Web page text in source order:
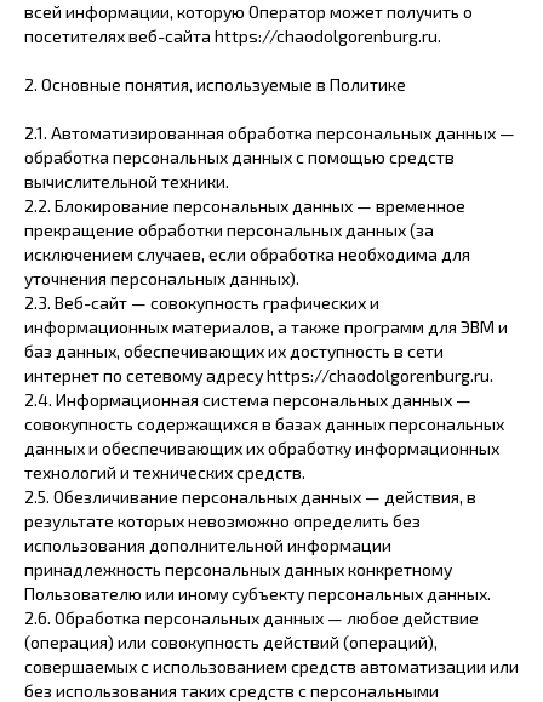
всей информации, которую Оператор может получить о
посетителях веб-сайта https://chaodolgorenburg.ru.
2. Основные понятия, используемые в Политике
2.1. Автоматизированная обработка персональных данных —
обработка персональных данных с помощью средств
вычислительной техники.
2.2. Блокирование персональных данных — временное
прекращение обработки персональных данных (за
исключением случаев, если обработка необходима для
уточнения персональных данных).
2.3. Веб-сайт — совокупность графических и
информационных материалов, а также программ для ЭВМ и
баз данных, обеспечивающих их доступность в сети
интернет по сетевому адресу https://chaodolgorenburg.ru.
2.4. Информационная система персональных данных —
совокупность содержащихся в базах данных персональных
данных и обеспечивающих их обработку информационных
технологий и технических средств.
2.5. Обезличивание персональных данных — действия, в
результате которых невозможно определить без
использования дополнительной информации
принадлежность персональных данных конкретному
Пользователю или иному субъекту персональных данных.
2.6. Обработка персональных данных — любое действие
(операция) или совокупность действий (операций),
совершаемых с использованием средств автоматизации или
без использования таких средств с персональными